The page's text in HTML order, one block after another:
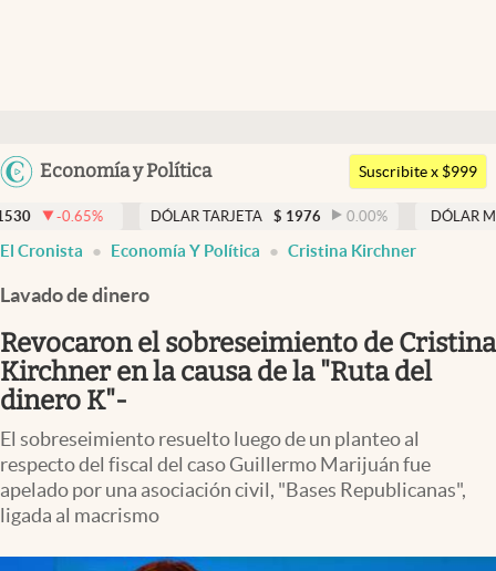
Argentina
Uruguay
Economía y Política
Members
Economía y Política
Finanzas y Mercados
Mercados Online
Negocios
Columnistas
Apertura
Infotechnology
Suscribite x $999
DÓLAR TARJETA $ 1976 0.00% DÓLAR MEP 1521,52
El Cronista Economía Y Política Cristina Kirchner
Lavado de dinero
Revocaron el sobreseimiento de Cristina
Kirchner en la causa de la "Ruta del
dinero K"-
El sobreseimiento resuelto luego de un planteo al
respecto del fiscal del caso Guillermo Marijuán fue
apelado por una asociación civil, "Bases Republicanas",
ligada al macrismo